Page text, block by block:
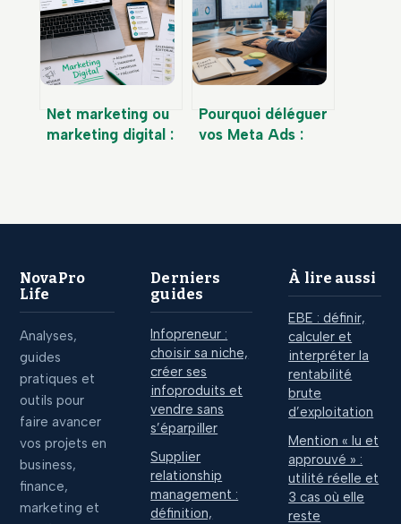
propulser votre
site en première
page Google
bilan carbone en
performance
commerciale
Net marketing ou
marketing digital :
Pourquoi déléguer
vos Meta Ads :
NovaPro
Life
Analyses,
guides
pratiques et
outils pour
faire avancer
vos projets en
business,
finance,
marketing et
Derniers
guides
Infopreneur :
choisir sa niche,
créer ses
infoproduits et
vendre sans
s’éparpiller
Supplier
relationship
management :
définition,
À lire aussi
EBE : définir,
calculer et
interpréter la
rentabilité
brute
d’exploitation
Mention « lu et
approuvé » :
utilité réelle et
3 cas où elle
reste